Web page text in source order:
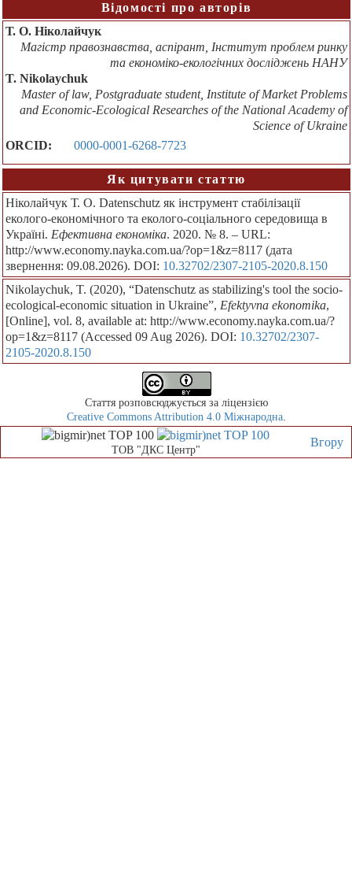
Відомості про авторів
Т. О. Ніколайчук
Магістр правознавства, аспірант, Інститут проблем ринку
та економіко-екологічних досліджень НАНУ
T. Nikolaychuk
Master of law, Postgraduate student, Institute of Market Problems
and Economic-Ecological Researches of the National Academy of
Science of Ukraine
ORCID:
0000-0001-6268-7723
Як цитувати статтю
Ніколайчук Т. О. Datenschutz як інструмент стабілізації
еколого-економічного та еколого-соціального середовища в
Україні. Ефективна економіка. 2020. № 8. – URL:
http://www.economy.nayka.com.ua/?op=1&z=8117 (дата
звернення: 09.08.2026). DOI: 10.32702/2307-2105-2020.8.150
Nikolaychuk, T. (2020), “Datenschutz as stabilizing's tool the socio-
ecological-economic situation in Ukraine”, Efektyvna ekonomika,
[Online], vol. 8, available at: http://www.economy.nayka.com.ua/?
op=1&z=8117 (Accessed 09 Aug 2026). DOI: 10.32702/2307-
2105-2020.8.150
Стаття розповсюджується за ліцензією
Creative Commons Attribution 4.0 Міжнародна.
Вгору
ТОВ "ДКС Центр"